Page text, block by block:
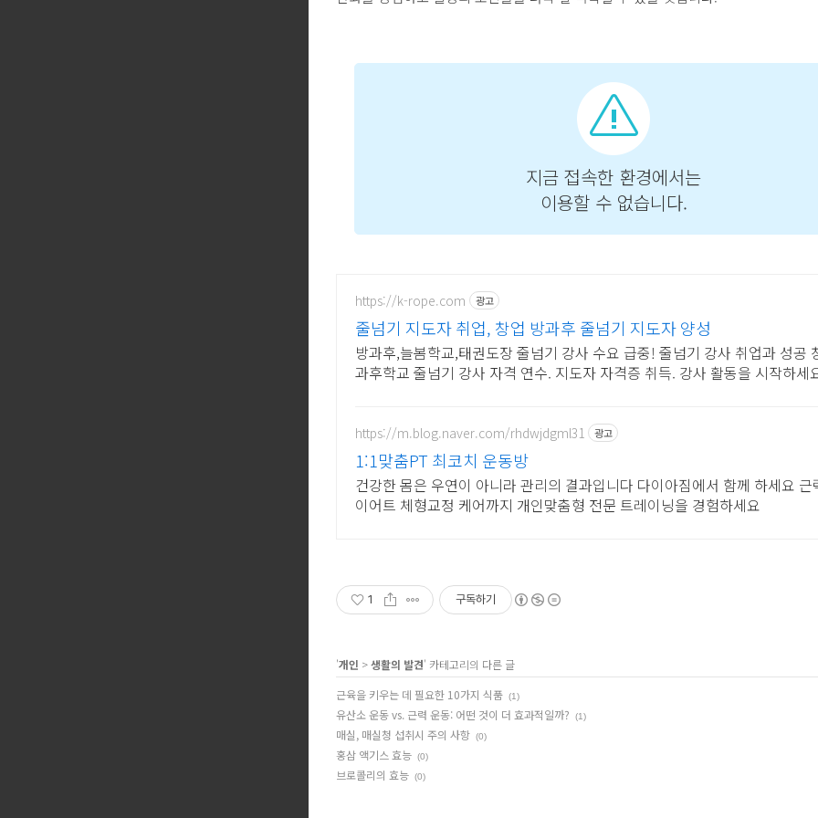
https://k-rope.com 광고
줄넘기 지도자 취업, 창업 방과후 줄넘기 지도자 양성
방과후,늘봄학교,태권도장 줄넘기 강사 수요 급중! 줄넘기 강사 취업과 성공
과후학교 줄넘기 강사 자격 연수. 지도자 자격증 취득. 강사 활동을 시작하세
https://m.blog.naver.com/rhdwjdgml31 광고
1:1맞춤PT 최코치 운동방
건강한 몸은 우연이 아니라 관리의 결과입니다 다이아짐에서 함께 하세요 근
이어트 체형교정 케어까지 개인맞춤형 전문 트레이닝을 경험하세요
1 구독하기
'개인 >생활의 발견' 카테고리의 다른 글
근육을 키우는 데 필요한 10가지 식품 (1)
유산소 운동 vs. 근력 운동: 어떤 것이 더 효과적일까? (1)
매실, 매실청 섭취시 주의 사항 (0)
홍삼 액기스 효능 (0)
브로콜리의 효능 (0)